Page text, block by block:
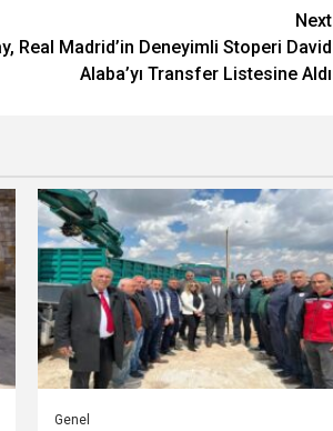
Next
Real Madrid’in Deneyimli Stoperi David
Alaba’yı Transfer Listesine Aldı
Genel